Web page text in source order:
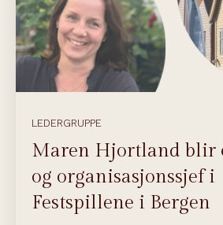
LEDERGRUPPE
Maren Hjortland blir
og organisasjonssjef i
Festspillene i Bergen